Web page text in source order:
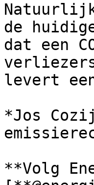
de
dat een
levert
*Jos
**Volg